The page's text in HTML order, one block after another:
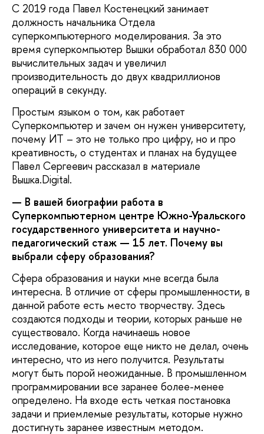
С 2019 года Павел Костенецкий занимает
должность начальника Отдела
суперкомпьютерного моделирования. За это
время суперкомпьютер Вышки обработал 830 000
вычислительных задач и увеличил
производительность до двух квадриллионов
операций в секунду.
Простым языком о том, как работает
Суперкомпьютер и зачем он нужен университету,
почему ИТ – это не только про цифру, но и про
креативность, о студентах и планах на будущее
Павел Сергеевич рассказал в материале
Вышка.Digital.
— В вашей биографии работа в
Суперкомпьютерном центре Южно-Уральского
государственного университета и научно-
педагогический стаж — 15 лет. Почему вы
выбрали сферу образования?
Сфера образования и науки мне всегда была
интересна. В отличие от сферы промышленности, в
данной работе есть место творчеству. Здесь
создаются подходы и теории, которых раньше не
существовало. Когда начинаешь новое
исследование, которое еще никто не делал, очень
интересно, что из него получится. Результаты
могут быть порой неожиданные. В промышленном
программировании все заранее более-менее
определено. На входе есть четкая постановка
задачи и приемлемые результаты, которые нужно
достигнуть заранее известным методом.